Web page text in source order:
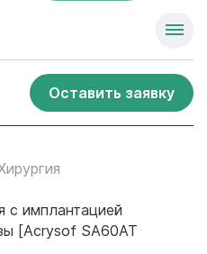
Оставить заявку
с имплантацией
[Acrysof SA60AT